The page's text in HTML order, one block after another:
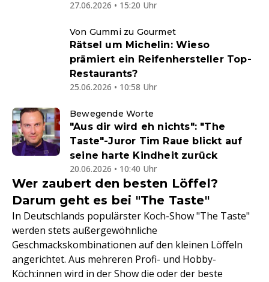
27.06.2026 • 15:20 Uhr
Von Gummi zu Gourmet
Rätsel um Michelin: Wieso
prämiert ein Reifenhersteller Top-
Restaurants?
25.06.2026 • 10:58 Uhr
Bewegende Worte
"Aus dir wird eh nichts": "The
Taste"-Juror Tim Raue blickt auf
seine harte Kindheit zurück
20.06.2026 • 10:40 Uhr
Wer zaubert den besten Löffel?
Darum geht es bei "The Taste"
In Deutschlands populärster Koch-Show "The Taste"
werden stets außergewöhnliche
Geschmackskombinationen auf den kleinen Löffeln
angerichtet. Aus mehreren Profi- und Hobby-
Köch:innen wird in der Show die oder der beste